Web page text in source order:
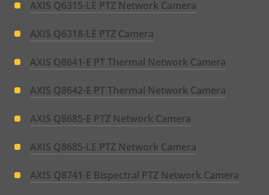
AXIS Q6315-LE PTZ Network Camera
AXIS Q6318-LE PTZ Camera
AXIS Q8641-E PT Thermal Network Camera
AXIS Q8642-E PT Thermal Network Camera
AXIS Q8685-E PTZ Network Camera
AXIS Q8685-LE PTZ Network Camera
AXIS Q8741-E Bispectral PTZ Network Camera